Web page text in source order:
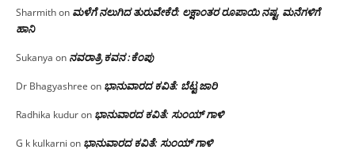
Sharmithon ಮಳೆಗೆ ನಲುಗಿದ ತುರುವೇಕೆರೆ: ಲಕ್ಷಾಂತರ ರೂಪಾಯಿ ನಷ್ಟ, ಮನೆಗಳಿಗೆ
ಹಾನಿ
Sukanya on ನವರಾತ್ರಿ ಕವನ :ಕೆಂಪು
Dr Bhagyashree on ಭಾನುವಾರದ ಕವಿತೆ: ಬೆಟ್ಟ ಜಾರಿ
Radhika kuduron ಭಾನುವಾರದ ಕವಿತೆ: ಸುಂಯ್ ಗಾಳಿ
G k kulkarni on ಭಾನುವಾರದ ಕವಿತೆ: ಸುಂಯ್ ಗಾಳಿ